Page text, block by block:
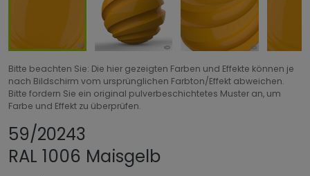
Bitte beachten Sie: Die hier gezeigten Farben und Effekte können je
nach Bildschirm vom ursprünglichen Farbton/Effekt abweichen.
Bitte fordern Sie ein original pulverbeschichtetes Muster an, um
Farbe und Effekt zu überprüfen.
59/20243
RAL 1006 Maisgelb